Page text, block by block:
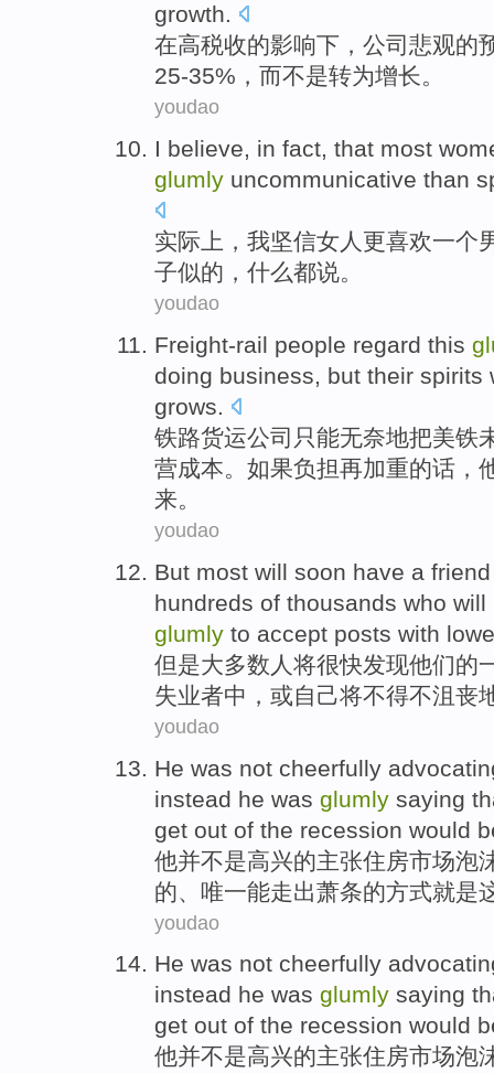
growth.
在高税收的影响下，公司悲观的
25-35%， 而不是转为增长。
youdao
I believe, in fact, that most
glumly uncommunicative than
实际上 ， 我坚信女人 更喜欢一个
子似的，什么都说。
youdao
Freight-rail people regard this
doing business, but their spirits
grows.
铁路货运公司只能无奈地把美铁
营成本。 如果负担再加重的话，
来。
youdao
But most will soon have a friend
hundreds of thousands who
glumly to accept posts with
但是大多数人 将很快发现他们的
失业者中，或自己将不得不沮丧
youdao
He was not cheerfully
instead he was glumly saying
get out of the recession would
他并不是高兴的主张住房市场泡
的
唯一能走出萧条的方式就是
youdao
He was not cheerfully
instead he was glumly saying
get out of the recession would
他并不是高兴的主张住房市场泡